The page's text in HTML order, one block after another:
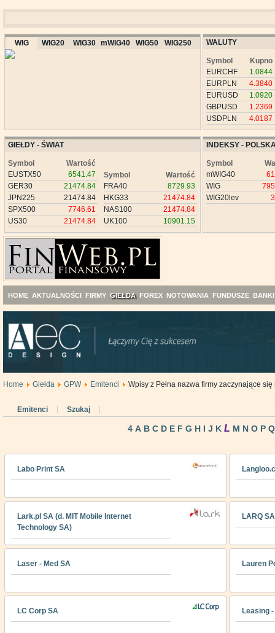
WIG WIG20 WIG30 mWIG40 WIG50 WIG250 WALUTY
Symbol
Kupno
EURCHF
1.0844
EURPLN
4.3840
EURUSD
1.0920
GBPUSD
1.2369
USDPLN
4.0187
GIEŁDY - ŚWIAT
Symbol
Wartość
EUSTX50
6541.47
GER30
21474.84
JPN225
21474.84
SPX500
7746.61
US30
21474.84
Symbol
Wartość
FRA40
8729.93
HKG33
21474.84
NAS100
21474.84
UK100
10901.15
INDEKSY -
Symbol
mWIG40
WIG
WIG20lev
HOME AKTUALNOŚCI FIRMY GIEŁDA FOREX NOTOWANIA FUNDUSZE BANKI
Home Giełda GPW Emitenci Wpisy z Pełna nazwa firmy zaczynające się
Emitenci Szukaj
4 A B C D E F G H I J K L M N O P Q
Labo Print SA
Lark.pl SA (d. MIT Mobile Internet
Technology SA)
LARQ SA
Laser - Med SA Lauren
LC Corp SA Leasing